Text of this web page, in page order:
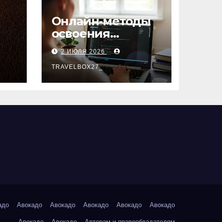
Онлайн-методы
освоения
актуальных
профессий
2 ИЮЛЯ 2026
TRAVELBOX27_
Авокадо Авокадо Авокадо Авокадо Авокадо